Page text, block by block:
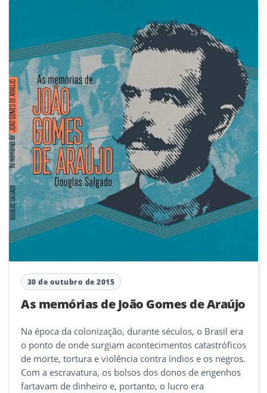
30 de outubro de 2015
As memórias de João Gomes de Araújo
Na época da colonização, durante séculos, o Brasil era
o ponto de onde surgiam acontecimentos catastróficos
de morte, tortura e violência contra índios e os negros.
Com a escravatura, os bolsos dos donos de engenhos
fartavam de dinheiro e, portanto, o lucro era